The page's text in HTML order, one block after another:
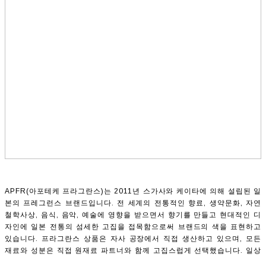
APFR(아포테케 프라그란스)는 2011년 스가사와 케이타에 의해 설립된 일
본의 프레그런스 브랜드입니다. 전 세계의 전통적인 향료, 생약문화, 자연
철학사상, 음식, 음악, 예술에 영향을 받으면서 향기를 만들고 현대적인 디
자인에 일본 전통의 섬세한 고집을 접목함으로써 브랜드의 색을 표현하고
있습니다. 프라그란스 상품은 자사 공장에서 직접 생산하고 있으며, 모든
재료와 성분은 직접 원재료 파트너와 함께 고집스럽게 선택했습니다. 일상